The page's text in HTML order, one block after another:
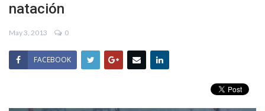
natación
May 3, 2013 0
FACEBOOK